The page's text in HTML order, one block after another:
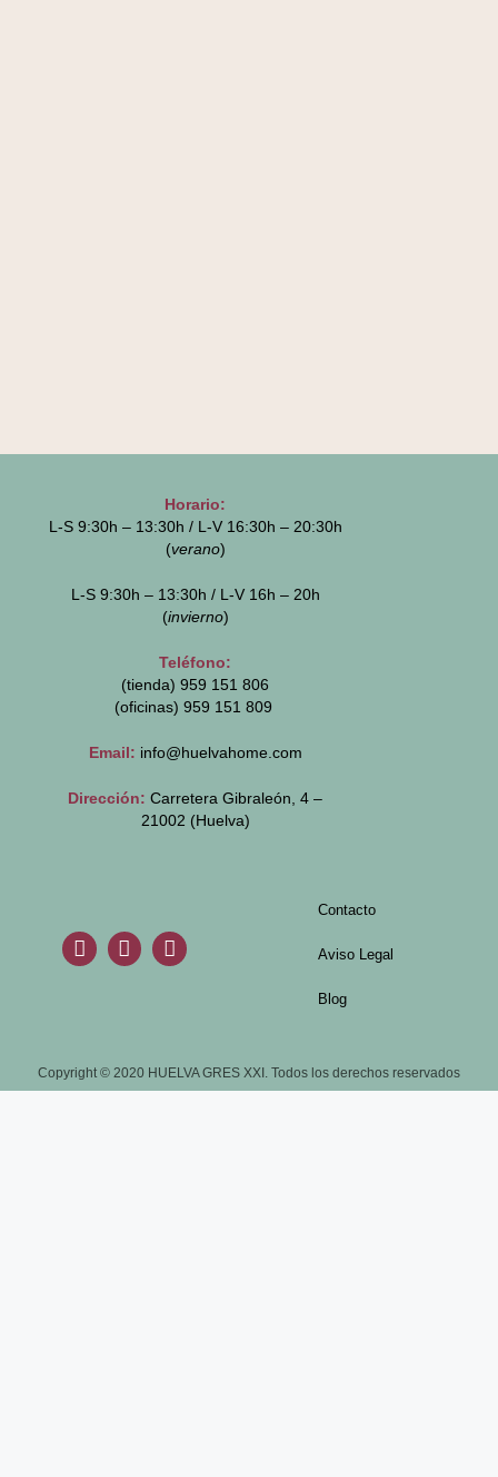
Horario:
L-S 9:30h – 13:30h / L-V 16:30h – 20:30h
(verano)
L-S 9:30h – 13:30h / L-V 16h – 20h
(invierno)
Teléfono:
(tienda) 959 151 806
(oficinas) 959 151 809
Email: info@huelvahome.com
Dirección: Carretera Gibraleón, 4 –
21002 (Huelva)
Contacto
Aviso Legal
Blog
Copyright © 2020 HUELVA GRES XXI. Todos los derechos reservados